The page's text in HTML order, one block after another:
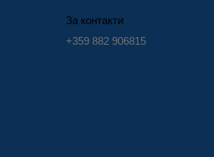
За контакти
+359 882 906815